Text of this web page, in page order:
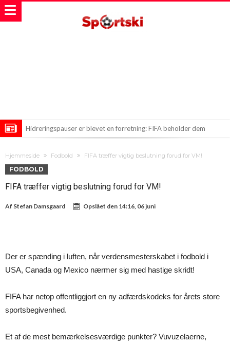
Hidreringspauser er blevet en forretning: FIFA beholder dem
rekordkøb?
Nye Træk hos City i Det Nuværende Transfermarked—Kan 200
Hjemmeside Fodbold FIFA træffer vigtig beslutning forud for VM!
FODBOLD
FIFA træffer vigtig beslutning forud for VM!
Af Stefan Damsgaard Opslået den 14:16, 06 juni
Der er spænding i luften, når verdensmesterskabet i fodbold i
USA, Canada og Mexico nærmer sig med hastige skridt!
FIFA har netop offentliggjort en ny adfærdskodeks for årets store
sportsbegivenhed.
Et af de mest bemærkelsesværdige punkter? Vuvuzelaerne,